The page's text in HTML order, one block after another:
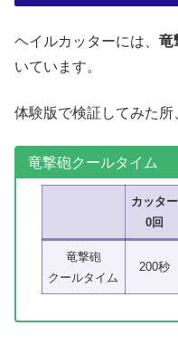
ヘイルカッターには、 竜
いています。
体験版で検証してみた所
竜撃砲クールタイム
カッター
0回
竜撃砲
クールタイム
200秒